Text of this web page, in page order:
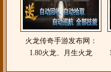
火龙传奇手游发布网：
1.80火龙、月生火龙